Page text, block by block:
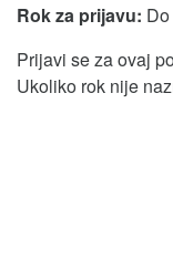
Rok za prijavu:
Prijavi se za ovaj
Ukoliko rok nije